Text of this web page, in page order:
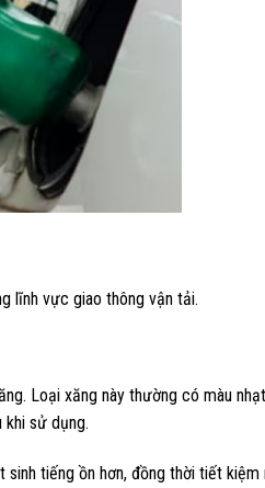
lĩnh vực giao thông vận tải.
Loại xăng này thường có màu
khi sử dụng.
tiếng ồn hơn, đồng thời tiết kiệm